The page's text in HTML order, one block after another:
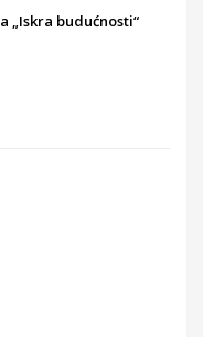
„Iskra budućnosti“